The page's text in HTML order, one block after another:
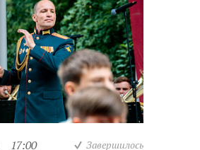
17:00 Завершилось